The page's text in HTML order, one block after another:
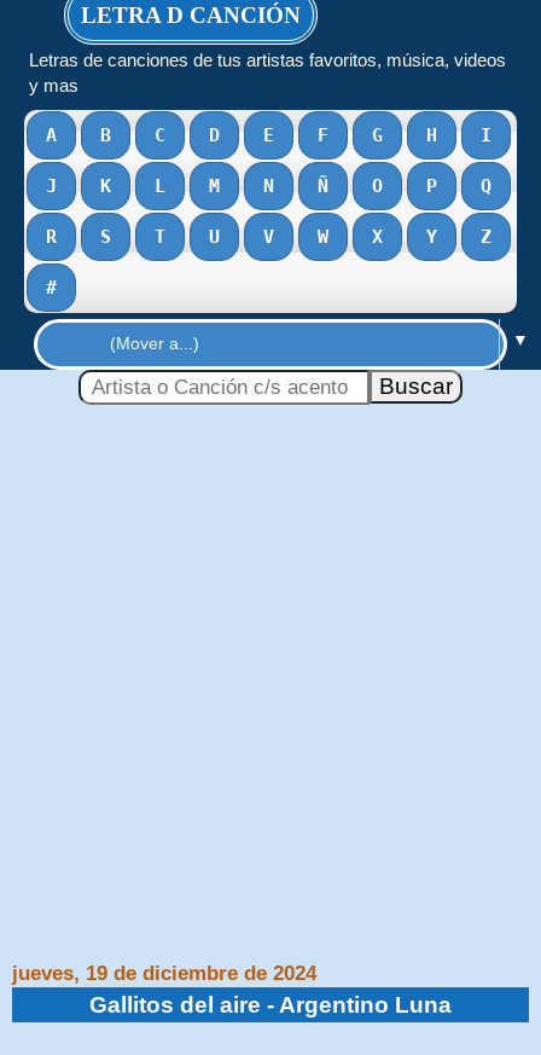
LETRA D CANCIÓN
Letras de canciones de tus artistas favoritos, música, videos
y mas
A B C D E F G H I
J K L M N Ñ O P Q
R S T U V W X Y Z
#
▼
jueves, 19 de diciembre de 2024
Gallitos del aire - Argentino Luna